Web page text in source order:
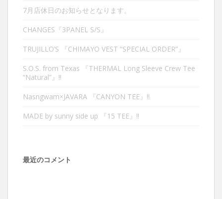
7月店休日のお知らせとなります。
CHANGES『3PANEL S/S』
TRUJILLO’S 『CHIMAYO VEST “SPECIAL ORDER”』
S.O.S. from Texas 『THERMAL Long Sleeve Crew Tee
“Natural”』‼︎
Nasngwam×JAVARA 『CANYON TEE』‼︎
MADE by sunny side up 『15 TEE』‼︎
最近のコメント